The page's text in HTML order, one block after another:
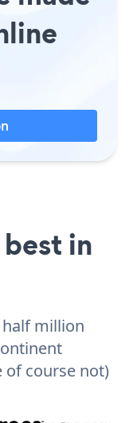
in
half million
of course not)